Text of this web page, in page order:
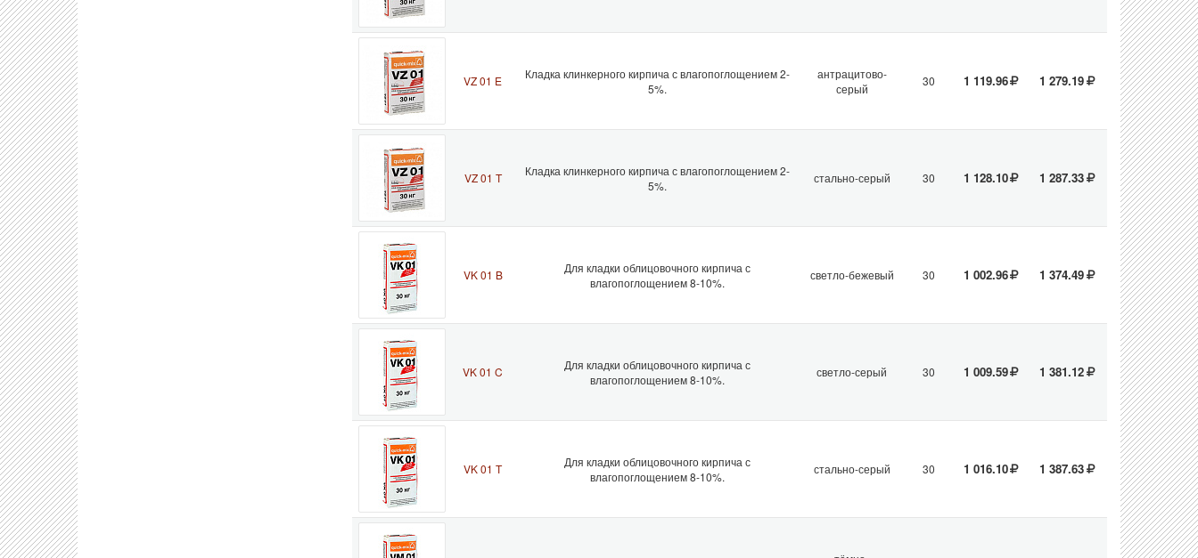
VZ 01 E
Кладка клинкерного кирпича с влагопоглощением 2-
5%.
антрацитово-
серый
30 1 119.96 1 279.19
VZ 01 T
Кладка клинкерного кирпича с влагопоглощением 2-
5%.
стально-серый 30 1 128.10 1 287.33
VK 01 B
Для кладки облицовочного кирпича с
влагопоглощением 8-10%.
светло-бежевый 30 1 002.96 1 374.49
VK 01 C
Для кладки облицовочного кирпича с
влагопоглощением 8-10%.
светло-серый 30 1 009.59 1 381.12
VK 01 T
Для кладки облицовочного кирпича с
влагопоглощением 8-10%.
стально-серый 30 1 016.10 1 387.63